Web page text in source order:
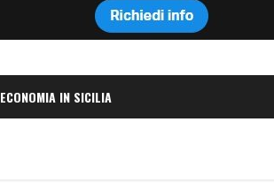
ECONOMIA IN SICILIA